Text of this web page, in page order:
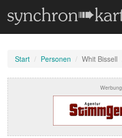
Start Personen Whit Bissell
Werbung